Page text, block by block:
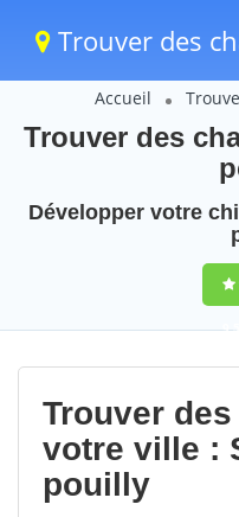
Trouver des
Accueil
Trouver des
Développer votre
9,5
Trouver
votre ville :
pouilly